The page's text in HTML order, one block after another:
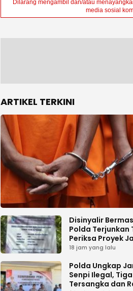
Dilarang mengambil dan/atau
media sosial
ARTIKEL TERKINI
Disinyalir
Polda Terjunkan
Periksa Proyek
Tani di Galala
18 jam yang lalu
Polda Ungkap
Senpi Ilegal, Tiga
Tersangka dan